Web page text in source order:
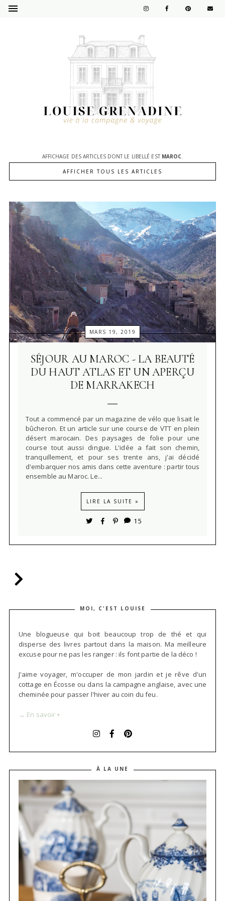
AFFICHAGE DES ARTICLES DONT LE LIBELLÉ EST MAROC.
AFFICHER TOUS LES ARTICLES
MARS 19, 2019
SÉJOUR AU MAROC - LA BEAUTÉ
DU HAUT ATLAS ET UN APERÇU
DE MARRAKECH
Tout a commencé par un magazine de vélo que lisait le
bûcheron. Et un article sur une course de VTT en plein
désert marocain. Des paysages de folie pour une
course tout aussi dingue. L'idée a fait son chemin,
tranquillement, et pour ses trente ans, j'ai décidé
d'embarquer nos amis dans cette aventure : partir tous
ensemble au Maroc. Le...
LIRE LA SUITE »
15
MOI, C'EST LOUISE
Une blogueuse qui boit beaucoup trop de thé et qui
disperse des livres partout dans la maison. Ma meilleure
excuse pour ne pas les ranger : ils font partie de la déco !
J'aime voyager, m'occuper de mon jardin et je rêve d'un
cottage en Écosse ou dans la campagne anglaise, avec une
cheminée pour passer l'hiver au coin du feu.
→ En savoir +
À LA UNE